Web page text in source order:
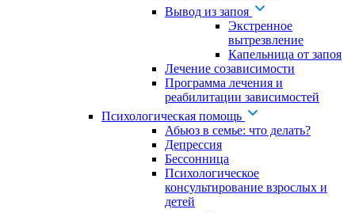
Вывод из запоя
Экстренное
вытрезвление
Капельница от запоя
Лечение созависимости
Программа лечения и
реабилитации зависимостей
Психологическая помощь
Абьюз в семье: что делать?
Депрессия
Бессонница
Психологическое
консультирование взрослых и
детей